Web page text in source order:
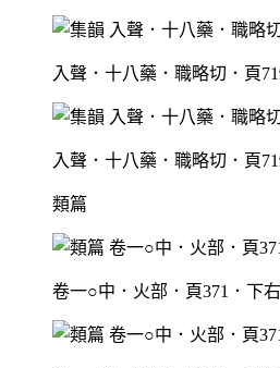
入聲．十八藥．職略切．頁
入聲．十八藥．職略切．頁
類篇
卷一○中．火部．頁371．下右